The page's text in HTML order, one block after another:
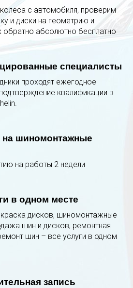
с автомобиля, проверим
и диски на геометрию и
обратно абсолютно бесплатно
специалисты
проходят ежегодное
квалификации в
на шиномонтажные
на работы 2 недели
в одном месте
дисков, шиномонтажные
шин и дисков, ремонтная
шин – все услуги в одном
запись